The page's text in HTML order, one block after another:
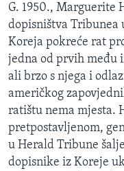
G. 1950., Marguerite
dopisništva Tribunea
Koreja pokreće rat
jedna od prvih među
ali brzo s njega i
američkog
ratištu nema mjesta.
pretpostavljenom,
u Herald Tribune
dopisnike iz Koreje